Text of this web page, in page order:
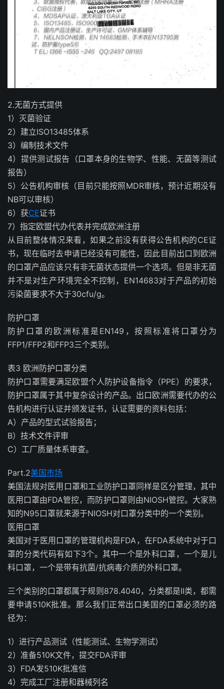
2.无菌方式提供
1）灭菌验证
2）建立ISO13485体系
3）编制技术文件
4）提供测试报告（口罩本身的生物学、性能、无菌等测试
报告）
5）公告机构审核（目前只能按照MDR审核，预计近期没有
NB可以审核）
6）获CE证书
7）指定欧盟代办代表并完成欧洲注册
从目前整体情况来看，如果之前没有获得公告机构的CE证
书，现在临时去申请已经没有可能性，因此目前出口到欧洲
的口罩产品应该只有非无菌状态提供一个选项。但是非无菌
并不是对生产环境完全不控制，EN14683对于产品的初始
污染菌要求不大于30cfu/g。
防护口罩
防护口罩的欧洲标准是EN149，按照标准将口罩分为
FFP1/FFP2和FFP3三个类别。
表3 欧洲防护口罩分类
防护口罩需要满足欧盟个人防护设备指令（PPE）的要求，
防护口罩属于其中复杂设计的产品。出口欧洲需要代办的公
告机构进行认证并颁发证书，认证需要的资料包括：
A）产品的型式试验报告；
B）技术文件评审
C）工厂质量体系审查。
Part.2美国市场
美国法规对医用口罩和工业防护口罩同样是区分管理，其中
医用口罩由FDA管控，而防护口罩则由NIOSH管控。大家熟
知的N95口罩就来源于NIOSH对口罩分类中的一个类别。
医用口罩
美国对于医用口罩的管理机构是FDA，在FDA系统中对于口
罩的分类代码有如下3个。其中一个是外科口罩，一个是儿
科口罩，一个是带有抗菌/抗病毒介质的外科口罩。
三个类别的口罩都属于规则878.4040，分类都是II类，都需
要申请510K批准。那么我们正常出口美国的口罩必须的路
径为：
1）进行产品测试（性能测试、生物学测试）
2）准备510K文件，提交FDA评审
3）FDA发510K批准信
4）完成工厂注册和器械列名